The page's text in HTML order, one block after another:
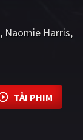
Naomie Harris
TẢI PHIM